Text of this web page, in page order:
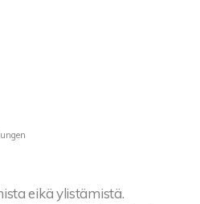
eikä ylistämistä.